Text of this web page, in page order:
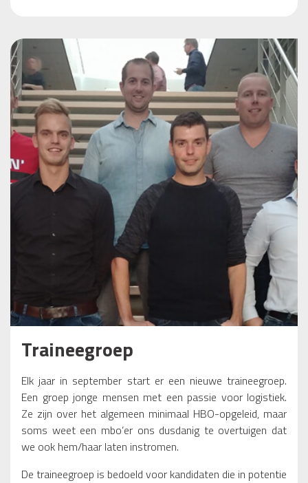
Traineegroep
Elk jaar in september start er een nieuwe traineegroep.
Een groep jonge mensen met een passie voor logistiek.
Ze zijn over het algemeen minimaal HBO-opgeleid, maar
soms weet een mbo’er ons dusdanig te overtuigen dat
we ook hem/haar laten instromen.
De traineegroep is bedoeld voor kandidaten die in potentie